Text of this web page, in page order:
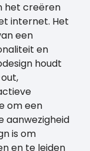
het creëren
internet. Het
een
en
houdt
om een
aanwezigheid
is om
en te leiden